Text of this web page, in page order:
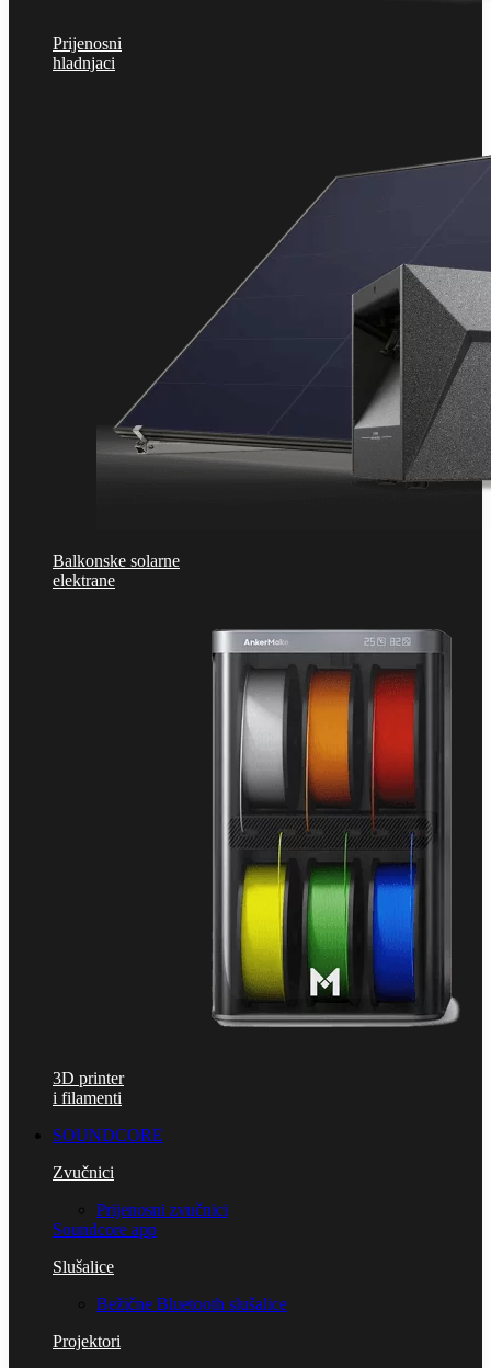
Prijenosni
hladnjaci
Balkonske solarne
elektrane
3D printer
i filamenti
SOUNDCORE
Zvučnici
Prijenosni zvučnici
Soundcore app
Slušalice
Bežične Bluetooth slušalice
Projektori